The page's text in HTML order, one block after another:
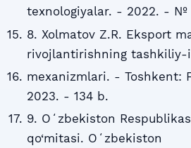
texnologiyalar. - 2022. - №
8. Xolmatov Z.R. Eksport
rivojlantirishning tashkiliy-
mexanizmlari. - Toshkent:
2023. - 134 b.
9. Oʻzbekiston
qo‘mitasi. Oʻzbekiston